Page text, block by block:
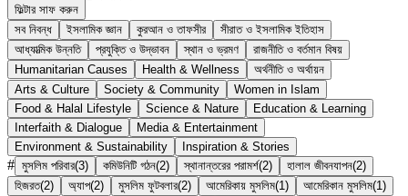
ফিল্টার সাফ করুন
সব নিবন্ধ ইসলামিক জ্ঞান কুরআন ও তাফসীর
সীরাত ও ইসলামিক ইতিহাস
আধ্যাত্মিক উন্নতি
প্রযুক্তি ও উদ্ভাবন স্থান ও ভ্রমণ
রাজনীতি ও বর্তমান বিষয়
Humanitarian Causes
Health & Wellness
অর্থনীতি ও অর্থায়ন
Arts & Culture
Society & Community
Women in Islam
Food & Halal Lifestyle
Science & Nature
Education & Learning
Interfaith & Dialogue
Media & Entertainment
Environment & Sustainability
Inspiration & Stories
# মুসলিম পরিবার(3) কমিউনিটি গঠন(2) স্থানান্তরের পরামর্শ(2) হালাল জীবনযাপন(2)
হিজরত(2) অ্যাপ(2) মুসলিম ফুটবলার(2) আমেরিকায় মুসলিম(1 ) আমেরিকান মুসলিম(1 )